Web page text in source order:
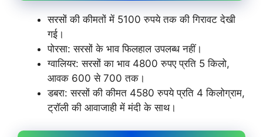
सरसों की कीमतों में 5100 रुपये तक की गिरावट देखी
गई।
पोरसा: सरसों के भाव फिलहाल उपलब्ध नहीं।
ग्वालियर: सरसों का भाव 4800 रुपए प्रति 5 किलो,
आवक 600 से 700 तक।
डबरा: सरसों की कीमत 4580 रुपये प्रति 4 किलोग्राम,
ट्रॉली की आवाजाही में मंदी के साथ।